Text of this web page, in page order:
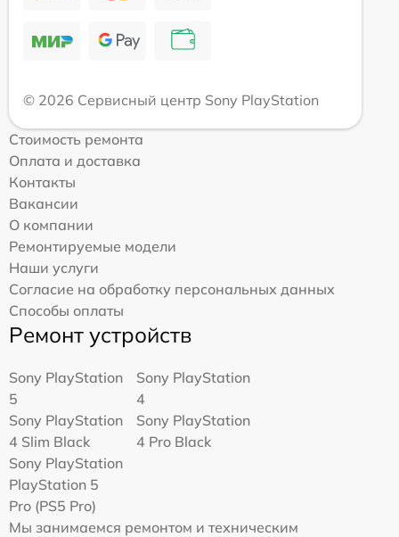
© 2026 Сервисный центр Sony PlayStation
Стоимость ремонта
Оплата и доставка
Контакты
Вакансии
О компании
Ремонтируемые модели
Наши услуги
Согласие на обработку персональных данных
Способы оплаты
Ремонт устройств
Sony PlayStation
5
Sony PlayStation
4
Sony PlayStation
4 Slim Black
Sony PlayStation
4 Pro Black
Sony PlayStation
PlayStation 5
Pro (PS5 Pro)
Мы занимаемся ремонтом и техническим